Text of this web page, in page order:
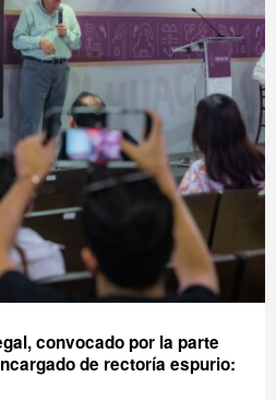
convocado por la parte
de rectoría espurio: